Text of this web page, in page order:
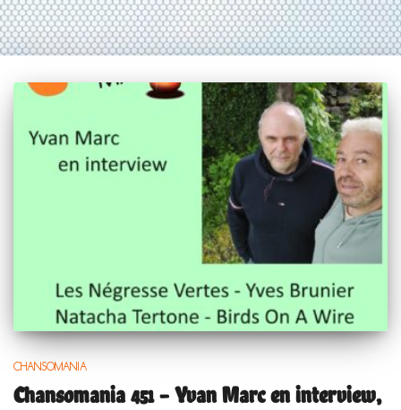
CHANSOMANIA
Chansomania 451 – Yvan Marc en interview,